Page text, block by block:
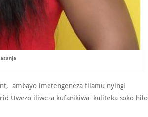
ambayo imetengeneza filamu nyingi
Uwezo iliweza kufanikiwa kuliteka soko hilo